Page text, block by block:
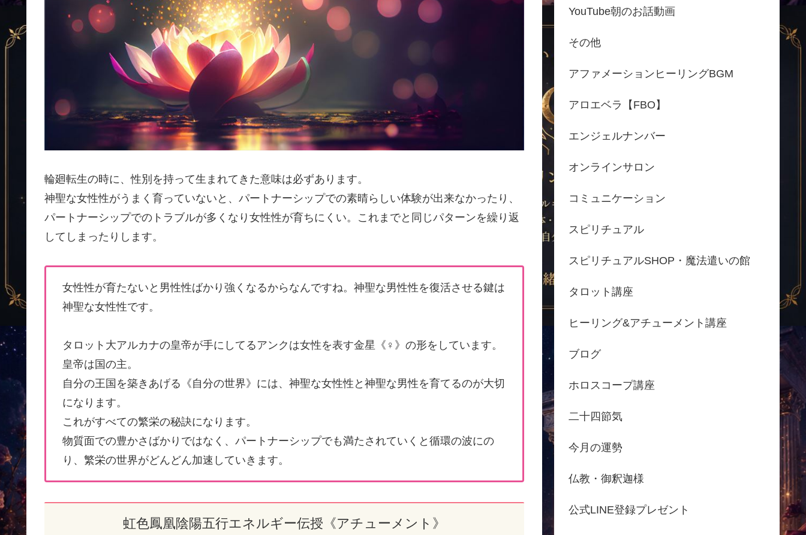
輪廻転生の時に、性別を持って生まれてきた意味は必ずあります。
神聖な女性性がうまく育っていないと、パートナーシップでの素晴らしい体験が出来なかったり、
パートナーシップでのトラブルが多くなり女性性が育ちにくい。これまでと同じパターンを繰り返
してしまったりします。
女性性が育たないと男性性ばかり強くなるからなんですね。神聖な男性性を復活させる鍵は
神聖な女性性です。
タロット大アルカナの皇帝が手にしてるアンクは女性を表す金星《♀》の形をしています。
皇帝は国の主。
自分の王国を築きあげる《自分の世界》には、神聖な女性性と神聖な男性を育てるのが大切
になります。
これがすべての繁栄の秘訣になります。
物質面での豊かさばかりではなく、パートナーシップでも満たされていくと循環の波にの
り、繁栄の世界がどんどん加速していきます。
虹色鳳凰陰陽五行エネルギー伝授《アチューメント》
YouTube朝のお話動画
その他
アファメーションヒーリングBGM
アロエベラ【FBO】
エンジェルナンバー
オンラインサロン
コミュニケーション
スピリチュアル
スピリチュアルSHOP・魔法遣いの館
タロット講座
ヒーリング&アチューメント講座
ブログ
ホロスコープ講座
二十四節気
今月の運勢
仏教・御釈迦様
公式LINE登録プレゼント